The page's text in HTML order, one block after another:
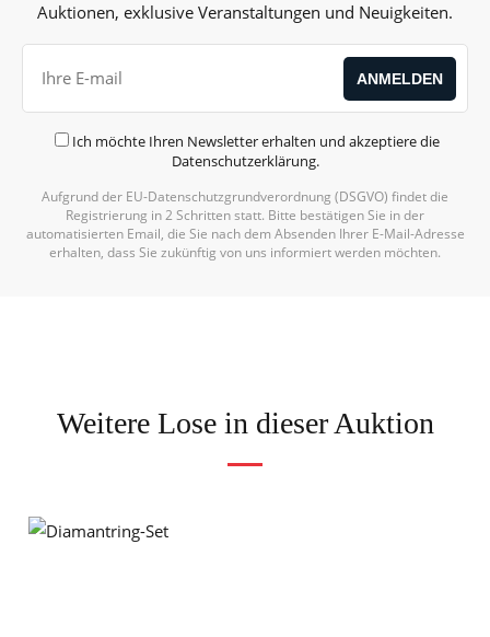
Auktionen, exklusive Veranstaltungen und Neuigkeiten.
Ich möchte Ihren Newsletter erhalten und akzeptiere die
Datenschutzerklärung.
Aufgrund der EU-Datenschutzgrundverordnung (DSGVO) findet die
Registrierung in 2 Schritten statt. Bitte bestätigen Sie in der
automatisierten Email, die Sie nach dem Absenden Ihrer E-Mail-Adresse
erhalten, dass Sie zukünftig von uns informiert werden möchten.
Weitere Lose in dieser Auktion